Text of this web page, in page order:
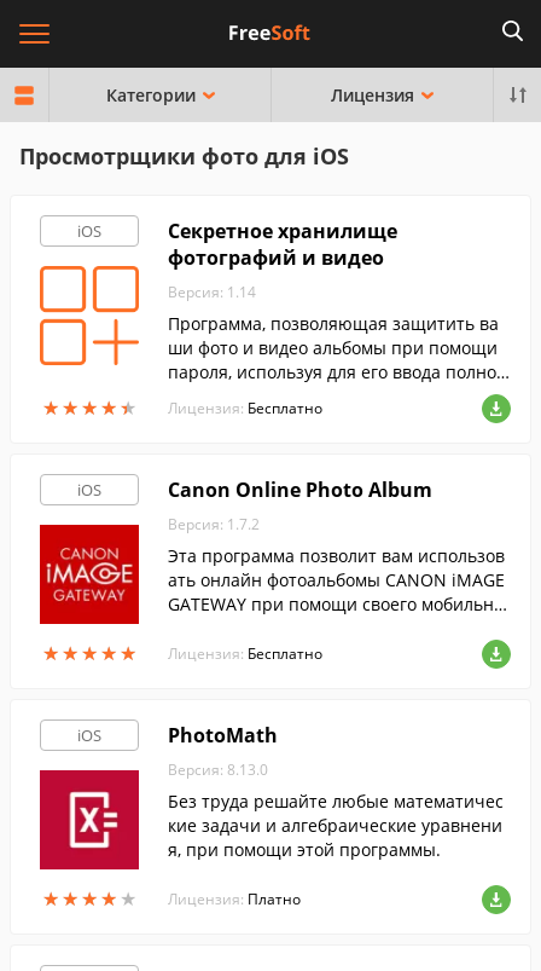
Категории Лицензия
Просмотрщики фото для iOS
iOS
★★★★★
★★★★★
Секретное хранилище
фотографий и видео
Версия: 1.14
Программа, позволяющая защитить ва
ши фото и видео альбомы при помощи
пароля, используя для его ввода полнос
Лицензия: Бесплатно
iOS
★★★★★
★★★★★
Canon Online Photo Album
Версия: 1.7.2
Эта программа позволит вам использов
ать онлайн фотоальбомы CANON iMAGE
GATEWAY при помощи своего мобильног
Лицензия: Бесплатно
iOS
★★★★ ★
★★★★ ★
PhotoMath
Версия: 8.13.0
Без труда решайте любые математичес
кие задачи и алгебраические уравнени
я, при помощи этой программы.
Лицензия: Платно